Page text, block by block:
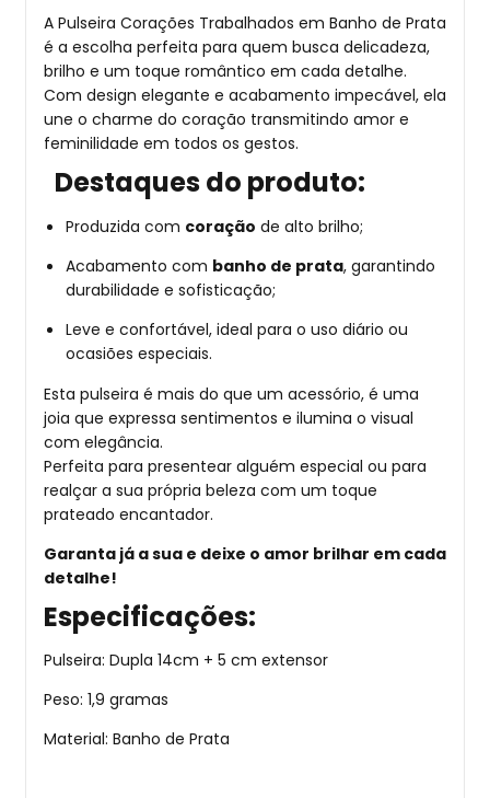
A Pulseira Corações Trabalhados em Banho de Prata
é a escolha perfeita para quem busca delicadeza,
brilho e um toque romântico em cada detalhe.
Com design elegante e acabamento impecável, ela
une o charme do coração transmitindo amor e
feminilidade em todos os gestos.
Destaques do produto:
Produzida com coração de alto brilho;
Acabamento com banho de prata, garantindo
durabilidade e sofisticação;
Leve e confortável, ideal para o uso diário ou
ocasiões especiais.
Esta pulseira é mais do que um acessório, é uma
joia que expressa sentimentos e ilumina o visual
com elegância.
Perfeita para presentear alguém especial ou para
realçar a sua própria beleza com um toque
prateado encantador.
Garanta já a sua e deixe o amor brilhar em cada
detalhe!
Especificações:
Pulseira: Dupla 14cm + 5 cm extensor
Peso: 1,9 gramas
Material: Banho de Prata